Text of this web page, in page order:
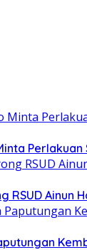
RSUD Ainun